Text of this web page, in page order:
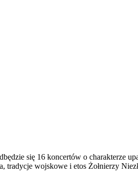
się 16 koncertów o charakterze
wojskowe i etos Żołnierzy